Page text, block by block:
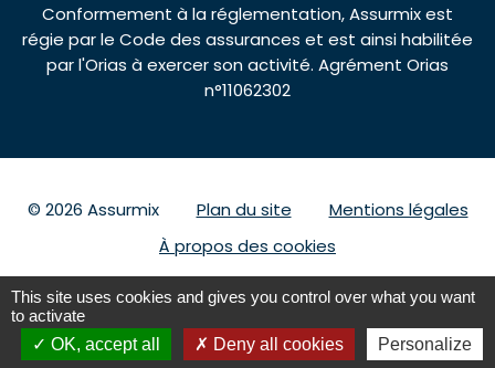
Nous contacter 09 69 39 32 75
Conformement à la réglementation, Assurmix est
régie par le Code des assurances et est ainsi habilitée
par l'Orias à exercer son activité. Agrément Orias
n°11062302
© 2026 Assurmix Plan du site
Mentions légales
À propos des cookies
This site uses cookies and gives you control over what you want
to activate
OK, accept all
Deny all cookies Personalize